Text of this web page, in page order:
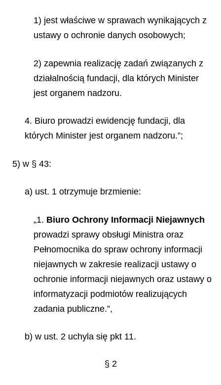
1) jest właściwe w sprawach wynikających z
ustawy o ochronie danych osobowych;
2) zapewnia realizację zadań związanych z
działalnością fundacji, dla których Minister
jest organem nadzoru.
4. Biuro prowadzi ewidencję fundacji, dla
których Minister jest organem nadzoru.”;
5) w § 43:
a) ust. 1 otrzymuje brzmienie:
„1. Biuro Ochrony Informacji Niejawnych
prowadzi sprawy obsługi Ministra oraz
Pełnomocnika do spraw ochrony informacji
niejawnych w zakresie realizacji ustawy o
ochronie informacji niejawnych oraz ustawy o
informatyzacji podmiotów realizujących
zadania publiczne.”,
b) w ust. 2 uchyla się pkt 11.
§ 2